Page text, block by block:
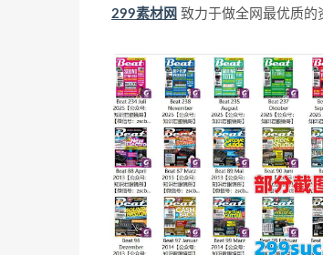
299素材网 致力于做全网最优质的